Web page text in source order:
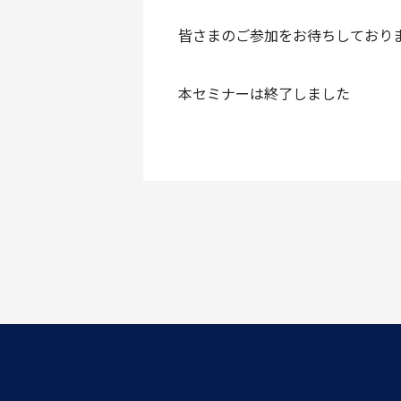
皆さまのご参加をお待ちしており
本セミナーは終了しました